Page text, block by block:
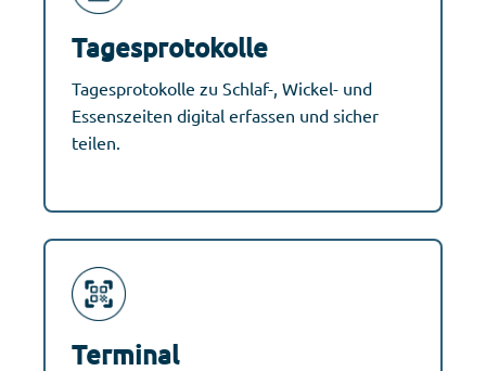
Tagesprotokolle
Tagesprotokolle zu Schlaf-, Wickel- und
Essenszeiten digital erfassen und sicher
teilen.
Terminal